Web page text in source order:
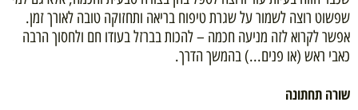
שפשוט רוצה לשמור על שגרת טיפוח בריאה ותחזוקה טובה לאורך זמן.
אפשר לקרוא לזה מניעה חכמה – להכות בברזל בעודו חם ולחסוך הרבה
כאבי ראש (או פנים...) בהמשך הדרך.
שורה תחתונה